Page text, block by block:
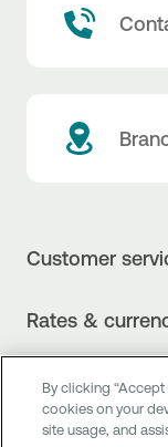
Customer
The new Digital
Talk to a
Rates &
NBG Rates /
Currency
Useful links
Frequent
By clicking
cookies on your
site usage, and